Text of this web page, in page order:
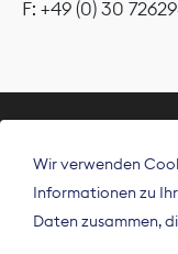
F: +49 (0) 30
Wir verwenden
Informationen zu
Daten zusammen,